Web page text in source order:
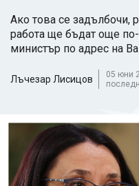
Ако това се задълбочи,
работа ще бъдат още
министър по адрес на
Лъчезар Лисицов
05 юни